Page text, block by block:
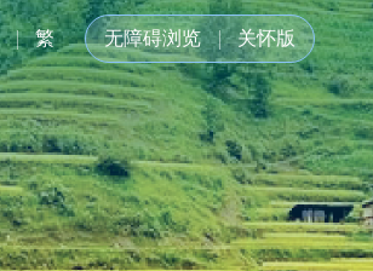
繁 无障碍浏览 关怀版